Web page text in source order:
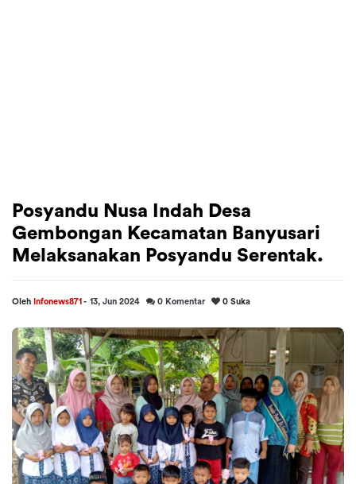
Posyandu Nusa Indah Desa
Gembongan Kecamatan Banyusari
Melaksanakan Posyandu Serentak.
Oleh Infonews871 - 13, Jun 2024 0 Komentar 0 Suka